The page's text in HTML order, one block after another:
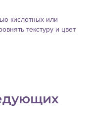
кислотных или
текстуру и цвет